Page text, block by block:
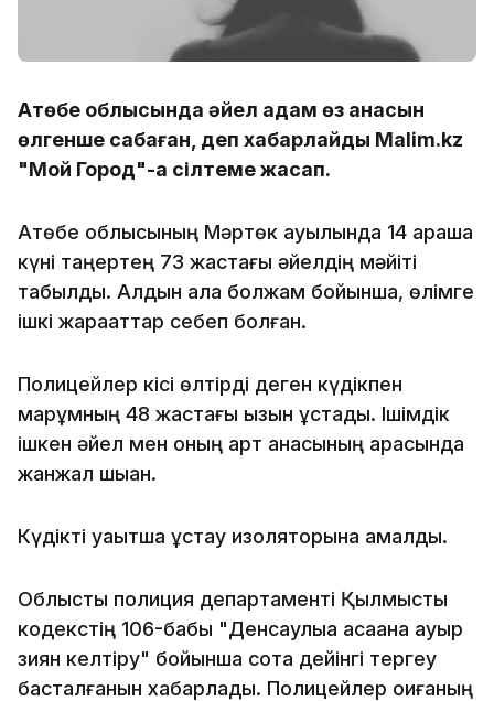
Ақтөбе облысында әйел адам өз анасын
өлгенше сабаған, деп хабарлайды Malim.kz
"Мой Город"-қа сілтеме жасап.
Ақтөбе облысының Мәртөк ауылында 14 қараша
күні таңертең 73 жастағы әйелдің мәйіті
табылды. Алдын ала болжам бойынша, өлімге
ішкі жарақаттар себеп болған.
Полицейлер кісі өлтірді деген күдікпен
марқұмның 48 жастағы қызын ұстады. Ішімдік
ішкен әйел мен оның қарт анасының арасында
жанжал шыққан.
Күдікті уақытша ұстау изоляторына қамалды.
Облыстық полиция департаменті Қылмыстық
кодекстің 106-бабы "Денсаулыққа қасақана ауыр
зиян келтіру" бойынша сотқа дейінгі тергеу
басталғанын хабарлады. Полицейлер оқиғаның